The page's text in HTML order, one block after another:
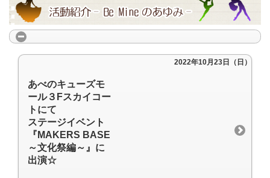
2022年10月23日（日）
あべのキューズモ
ール３Fスカイコー
トにて
ステージイベント
『MAKERS BASE
～文化祭編～』に
出演☆